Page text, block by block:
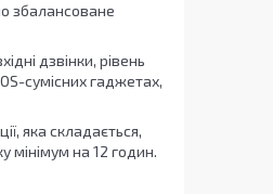
збалансоване
дзвінки, рівень
сумісних гаджетах,
яка складається,
мінімум на 12 годин.